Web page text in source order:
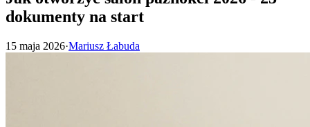
dokumenty na start
15 maja 2026·Mariusz Łabuda